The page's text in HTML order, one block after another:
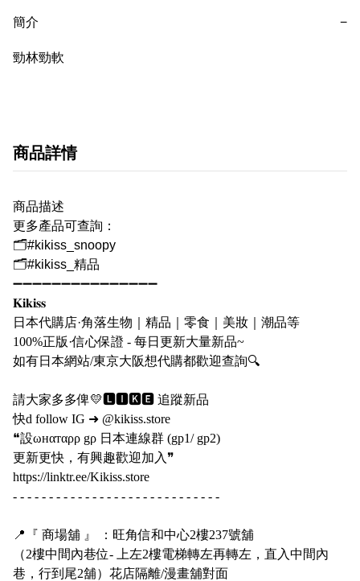
簡介 −
勁林勁軟
商品詳情
商品描述
更多產品可查詢：
🗂#kikiss_snoopy
🗂#kikiss_精品
➖➖➖➖➖➖➖➖➖➖➖➖➖➖➖
𝐊𝐢𝐤𝐢𝐬𝐬
日本代購店·角落生物｜精品｜零食｜美妝｜潮品等
100%正版·信心保證 - 每日更新大量新品~
如有日本網站/東京大阪想代購都歡迎查詢🔍
請大家多多俾💛🅻🅸🅺🅴 追蹤新品
快d follow IG ➜ @kikiss.store
❝設ωнαтαρρ gρ 日本連線群 (gp1/ gp2)
更新更快，有興趣歡迎加入 ❞
https://linktr.ee/Kikiss.store
- - - - - - - - - - - - - - - - - - - - - - - - - - - - -
📍 『 商場舖 』 ：旺角信和中心2樓237號舖
（2樓中間內巷位- 上左2樓電梯轉左再轉左，直入中間內
巷，行到尾2舖）花店隔離/漫畫舖對面